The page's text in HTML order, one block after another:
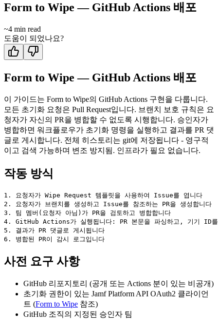
Form to Wipe — GitHub Actions 배포
~4 min read
도움이 되었나요?
Form to Wipe — GitHub Actions 배포
이 가이드는 Form to Wipe의 GitHub Actions 구현을 다룹니다.
모든 초기화 요청은 Pull Request입니다. 브랜치 보호 규칙은 요
청자가 자신의 PR을 병합할 수 없도록 시행합니다. 승인자가
병합하면 워크플로우가 초기화 명령을 실행하고 결과를 PR 댓
글로 게시합니다. 전체 히스토리는 git에 저장됩니다 - 영구적
이고 검색 가능하며 변조 방지됨. 인프라가 필요 없습니다.
작동 방식
1. 요청자가 Wipe Request 템플릿을 사용하여 Issue를 엽니다
2. 요청자가 브랜치를 생성하고 Issue를 참조하는 PR을 생성합니다
3. 팀 멤버(요청자 아님)가 PR을 검토하고 병합합니다
4. GitHub Actions가 실행됩니다: PR 본문을 파싱하고, 기기 ID를
5. 결과가 PR 댓글로 게시됩니다
사전 요구 사항
GitHub 리포지토리 (공개 또는 Actions 분이 있는 비공개)
초기화 권한이 있는 Jamf Platform API OAuth2 클라이언
트 (Form to Wipe 참조)
GitHub 조직의 지정된 승인자 팀